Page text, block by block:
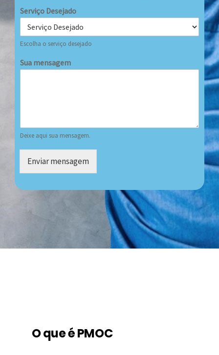
Serviço Desejado
Escolha o serviço desejado
Sua mensagem
Deixe aqui sua mensagem.
Enviar mensagem
O que é PMOC